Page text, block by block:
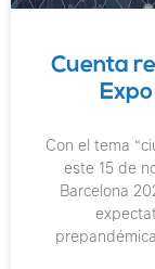
Cuenta
Con el tema
este 15 de
Barcelona